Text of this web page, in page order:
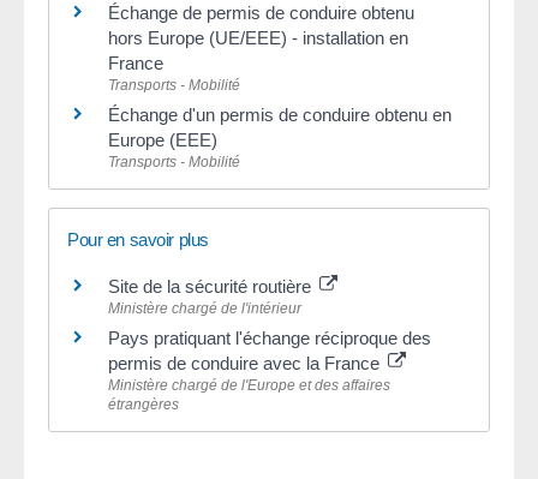
Échange de permis de conduire obtenu
hors Europe (UE/EEE) - installation en
France
Transports - Mobilité
Échange d'un permis de conduire obtenu en
Europe (EEE)
Transports - Mobilité
Pour en savoir plus
Site de la sécurité routière
Ministère chargé de l'intérieur
Pays pratiquant l'échange réciproque des
permis de conduire avec la France
Ministère chargé de l'Europe et des affaires
étrangères